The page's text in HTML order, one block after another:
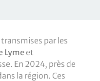
par les
Lyme et
En 2024, près de
la région. Ces